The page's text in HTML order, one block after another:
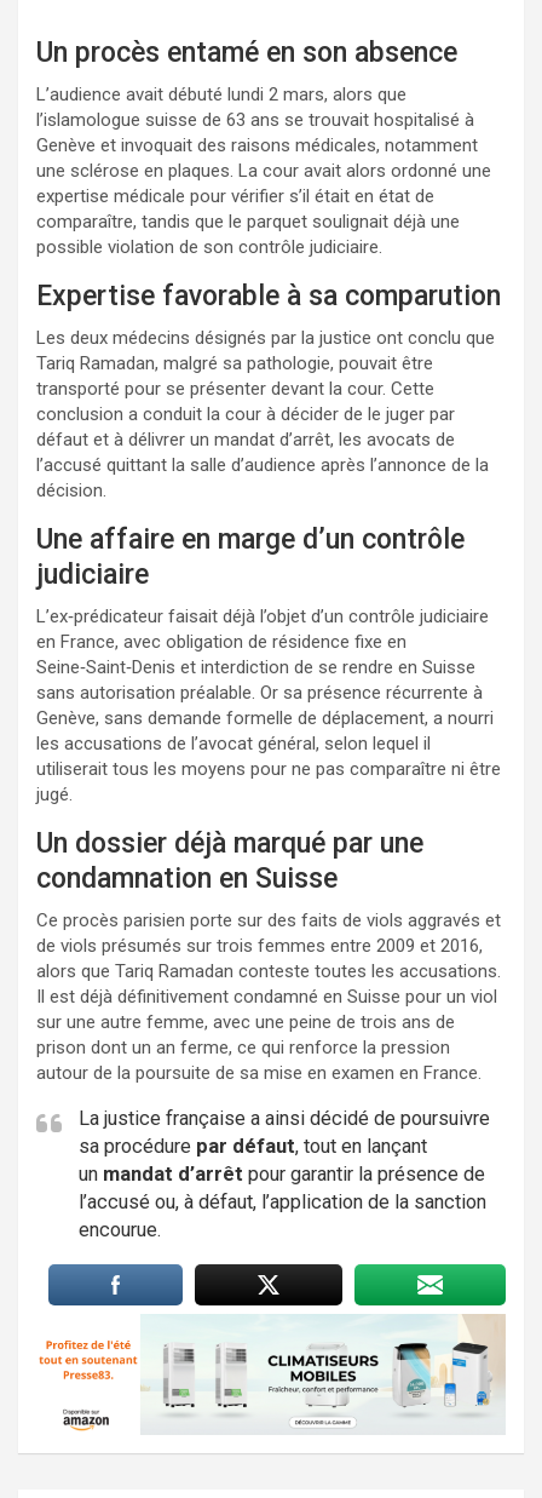
Un procès entamé en son absence
L’audience avait débuté lundi 2 mars, alors que
l’islamologue suisse de 63 ans se trouvait hospitalisé à
Genève et invoquait des raisons médicales, notamment
une sclérose en plaques. La cour avait alors ordonné une
expertise médicale pour vérifier s’il était en état de
comparaître, tandis que le parquet soulignait déjà une
possible violation de son contrôle judiciaire.
Expertise favorable à sa comparution
Les deux médecins désignés par la justice ont conclu que
Tariq Ramadan, malgré sa pathologie, pouvait être
transporté pour se présenter devant la cour. Cette
conclusion a conduit la cour à décider de le juger par
défaut et à délivrer un mandat d’arrêt, les avocats de
l’accusé quittant la salle d’audience après l’annonce de la
décision.
Une affaire en marge d’un contrôle
judiciaire
L’ex‑prédicateur faisait déjà l’objet d’un contrôle judiciaire
en France, avec obligation de résidence fixe en
Seine‑Saint‑Denis et interdiction de se rendre en Suisse
sans autorisation préalable. Or sa présence récurrente à
Genève, sans demande formelle de déplacement, a nourri
les accusations de l’avocat général, selon lequel il
utiliserait tous les moyens pour ne pas comparaître ni être
jugé.
Un dossier déjà marqué par une
condamnation en Suisse
Ce procès parisien porte sur des faits de viols aggravés et
de viols présumés sur trois femmes entre 2009 et 2016,
alors que Tariq Ramadan conteste toutes les accusations.
Il est déjà définitivement condamné en Suisse pour un viol
sur une autre femme, avec une peine de trois ans de
prison dont un an ferme, ce qui renforce la pression
autour de la poursuite de sa mise en examen en France.
La justice française a ainsi décidé de poursuivre
sa procédure par défaut, tout en lançant
un mandat d’arrêt pour garantir la présence de
l’accusé ou, à défaut, l’application de la sanction
encourue.